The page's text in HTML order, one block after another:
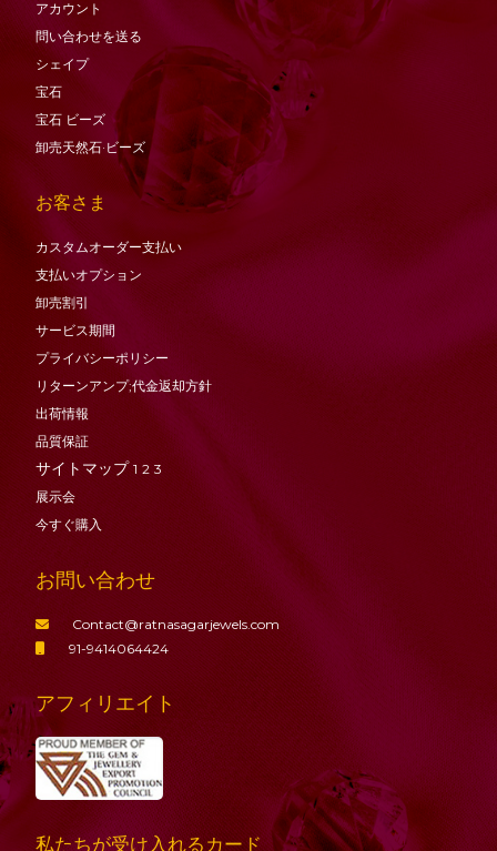
アカウント
問い合わせを送る
シェイプ
宝石
宝石 ビーズ
卸売天然石·ビーズ
お客さま
カスタムオーダー支払い
支払いオプション
卸売割引
サービス期間
プライバシーポリシー
リターンアンプ;代金返却方針
出荷情報
品質保証
サイトマップ 1 2 3
展示会
今すぐ購入
お問い合わせ
Contact@ratnasagarjewels.com
91-9414064424
アフィリエイト
私たちが受け入れるカード